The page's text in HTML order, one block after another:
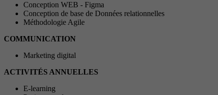
Conception WEB - Figma
Conception de base de Données relationnelles
Méthodologie Agile
COMMUNICATION
Marketing digital
ACTIVITÉS ANNUELLES
E-learning